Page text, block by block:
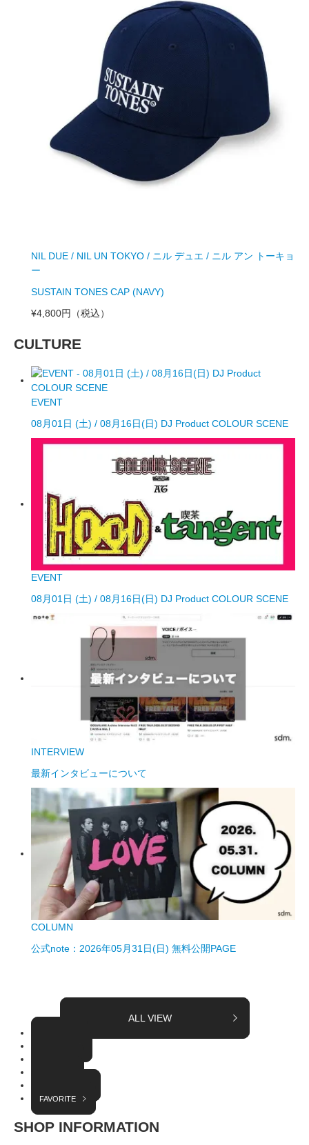
NIL DUE / NIL UN TOKYO / ニル デュエ / ニル アン トーキョ
ー
SUSTAIN TONES CAP (NAVY)
¥4,800円
（税込）
CULTURE
EVENT
08月01日 (土) / 08月16日(日) DJ Product COLOUR SCENE
EVENT
08月01日 (土) / 08月16日(日) DJ Product COLOUR SCENE
INTERVIEW
最新インタビューについて
COLUMN
公式note：2026年05月31日(日) 無料公開PAGE
ALL VIEW
FAVORITE
SHOP INFORMATION